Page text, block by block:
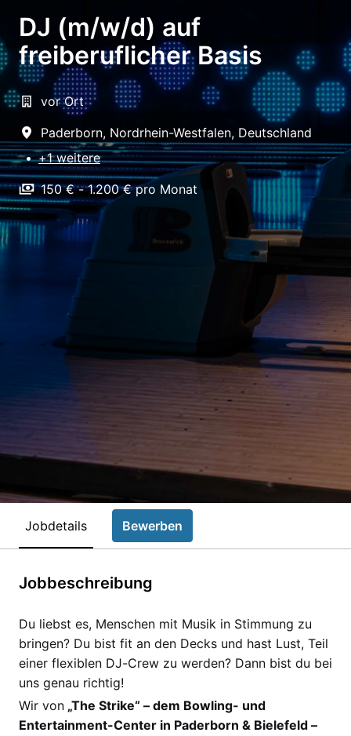
DJ (m/w/d) auf
freiberuflicher Basis
vor Ort
Paderborn, Nordrhein-Westfalen, Deutschland
• +1 weitere
150 € - 1.200 € pro Monat
Jobdetails Bewerben
Jobbeschreibung
Du liebst es, Menschen mit Musik in Stimmung zu
bringen? Du bist fit an den Decks und hast Lust, Teil
einer flexiblen DJ-Crew zu werden? Dann bist du bei
uns genau richtig!
Wir von „The Strike“ – dem Bowling- und
Entertainment-Center in Paderborn & Bielefeld –